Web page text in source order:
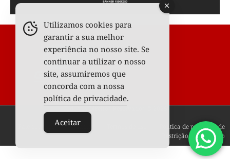
Fale conosco Anunciar
Política de privacidade
Restrição de conteúdo
Utilizamos cookies para
garantir a sua melhor
experiência no nosso site. Se
continuar a utilizar o nosso
site, assumiremos que
concorda com a nossa
política de privacidade.
Aceitar